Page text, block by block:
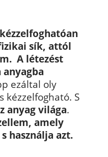
sík, attól
A létezést
ezáltal oly
kézzelfogható. S
anyag világa.
amely
használja azt.